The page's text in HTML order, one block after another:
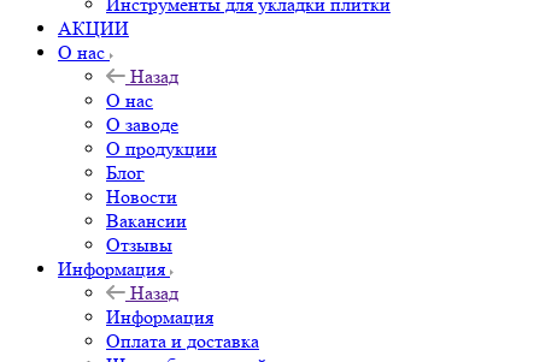
АКЦИИ
О нас
Назад
О нас
О заводе
О продукции
Блог
Новости
Вакансии
Отзывы
Информация
Назад
Информация
Оплата и доставка